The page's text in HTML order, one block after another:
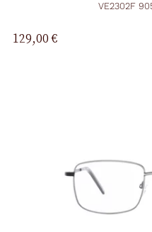
VE2302F
129,00 €